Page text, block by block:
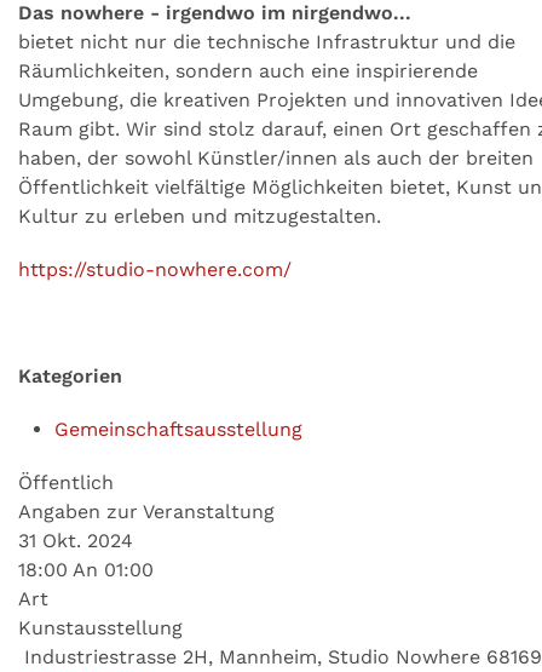
Das nowhere - irgendwo im nirgendwo...
bietet nicht nur die technische Infrastruktur und die
Räumlichkeiten, sondern auch eine inspirierende
Umgebung, die kreativen Projekten und innovativen
Raum gibt. Wir sind stolz darauf, einen Ort geschaffen
haben, der sowohl Künstler/innen als auch der breiten
Öffentlichkeit vielfältige Möglichkeiten bietet, Kunst
Kultur zu erleben und mitzugestalten.
https://studio-nowhere.com/
Kategorien
Gemeinschaftsausstellung
Öffentlich
Angaben zur Veranstaltung
31 Okt. 2024
18:00 An 01:00
Art
Kunstausstellung
Industriestrasse 2H, Mannheim, Studio Nowhere 68169